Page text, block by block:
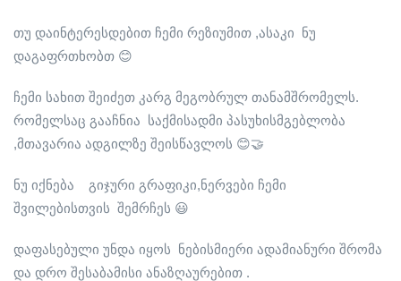
თუ დაინტერესდებით ჩემი რეზიუმით ,ასაკი ნუ
დაგაფრთხობთ 😊
ჩემი სახით შეიძეთ კარგ მეგობრულ თანამშრომელს.
რომელსაც გააჩნია საქმისადმი პასუხისმგებლობა
,მთავარია ადგილზე შეისწავლოს 😊🤝
ნუ იქნება გიჯური გრაფიკი,ნერვები ჩემი
შვილებისთვის შემრჩეს 😃
დაფასებული უნდა იყოს ნებისმიერი ადამიანური შრომა
და დრო შესაბამისი ანაზღაურებით .